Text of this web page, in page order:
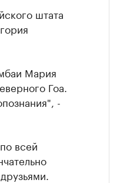
штата
Мария
Гоа.
-
всей